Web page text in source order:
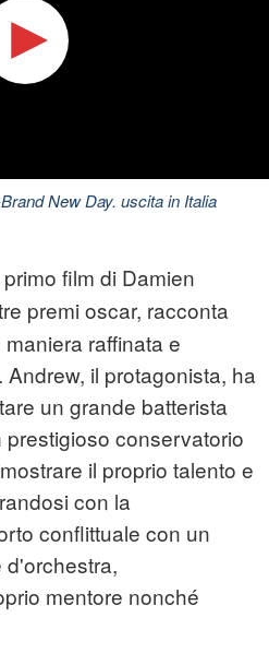
New Day. uscita in Italia
film di Damien
premi oscar, racconta
raffinata e
il protagonista, ha
un grande batterista
conservatorio
il proprio talento e
con la
conflittuale con un
d'orchestra,
mentore nonché